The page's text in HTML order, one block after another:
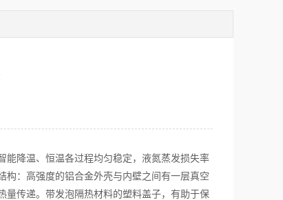
能降温、恒温各过程均匀稳定，液氮蒸发损失率
构：高强度的铝合金外壳与内壁之间有一层真空
量传递。带发泡隔热材料的塑料盖子，有助于保